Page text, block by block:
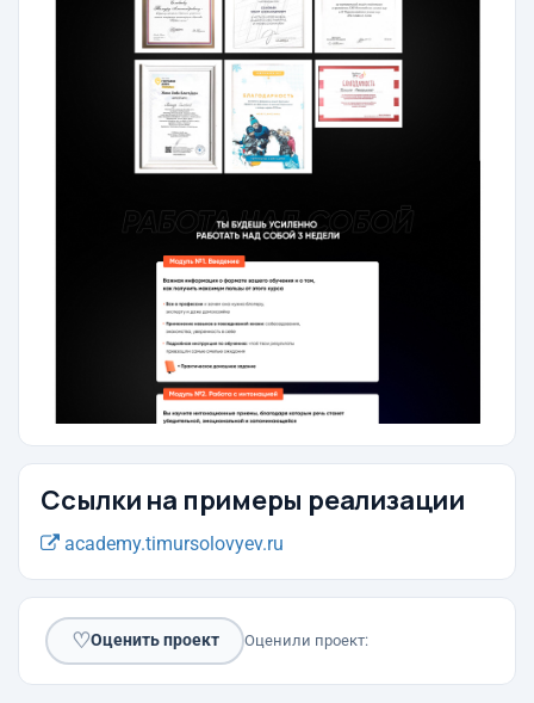
Ссылки на примеры реализации
academy.timursolovyev.ru
♡Оценить проект Оценили проект: